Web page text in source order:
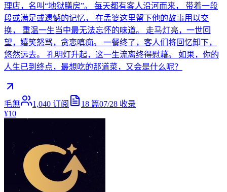
理店，名叫“地狱膳房”。 每天都有客人沿河而来， 带着一段
段或满足或遗憾的记忆， 在孟婆这里留下他的故事用以交
换， 重温一生当中最无法忘怀的味道。 走马灯亮，一世回
望，嬉笑怒骂，贪恋嗔痴。 一餐终了，客人们将回忆卸下，
悠然远去。 孔明灯升起，这一生流离终得慰藉。 如果，你的
人生已到终点，最想吃的那道菜，又会是什么呢？
毛無 1,040 订阅 18 篇07/28 收录
¥10